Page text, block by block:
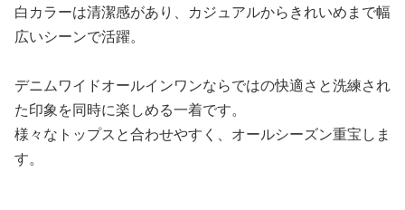
白カラーは清潔感があり、カジュアルからきれいめまで幅
広いシーンで活躍。
デニムワイドオールインワンならではの快適さと洗練され
た印象を同時に楽しめる一着です。
様々なトップスと合わせやすく、オールシーズン重宝しま
す。